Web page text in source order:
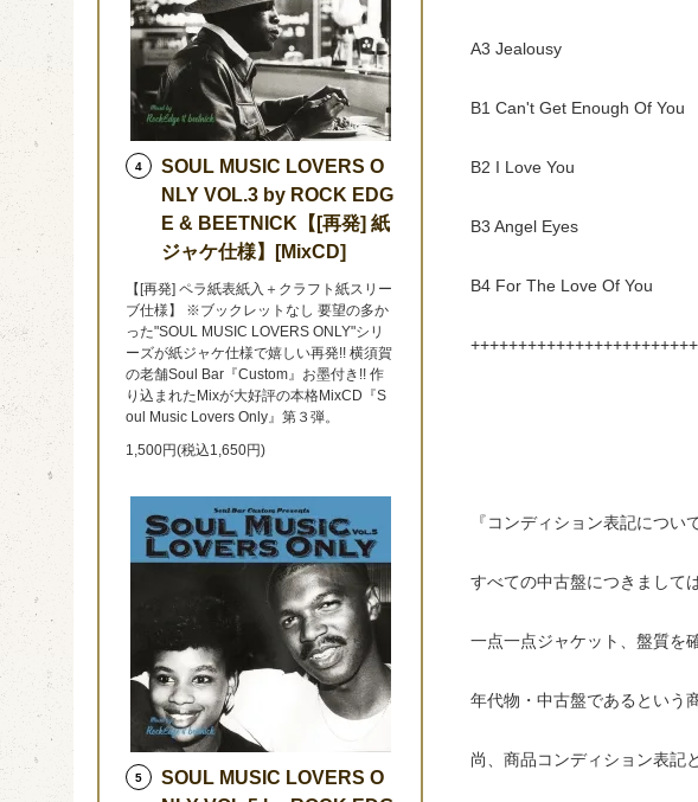
A3 Jealousy
B1 Can't Get Enough Of You
B2 I Love You
B3 Angel Eyes
B4 For The Love Of You
『コンディション表記について
すべての中古盤につきましては
一点一点ジャケット、盤質を
年代物・中古盤であるという
尚、商品コンディション表記
4
SOUL MUSIC LOVERS O
NLY VOL.3 by ROCK EDG
E & BEETNICK【[再発] 紙
ジャケ仕様】[MixCD]
【[再発] ペラ紙表紙入＋クラフト紙スリー
ブ仕様】 ※ブックレットなし 要望の多か
った"SOUL MUSIC LOVERS ONLY"シリ
ーズが紙ジャケ仕様で嬉しい再発!! 横須賀
の老舗Soul Bar『Custom』お墨付き!! 作
り込まれたMixが大好評の本格MixCD『S
oul Music Lovers Only』第３弾。
1,500円(税込1,650円)
5
SOUL MUSIC LOVERS O